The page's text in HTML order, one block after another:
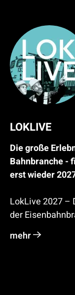
LOKLIVE
Die große
Bahnbranche -
erst wieder
LokLive 2027 –
der
mehr